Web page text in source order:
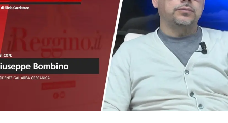
ECONOMIA E LAVORO
Streaming